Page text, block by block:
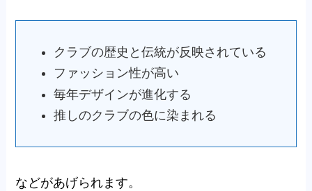
クラブの歴史と伝統が反映されている
ファッション性が高い
毎年デザインが進化する
推しのクラブの色に染まれる
などがあげられます。